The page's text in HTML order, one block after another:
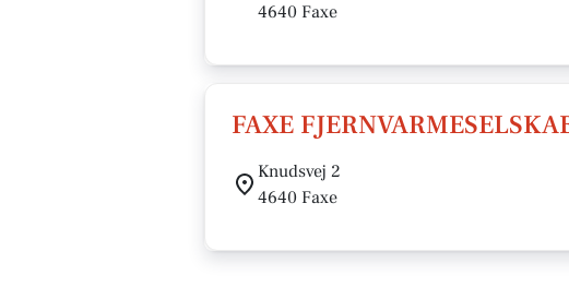
4640 Faxe
FAXE
Knudsvej 2
4640 Faxe